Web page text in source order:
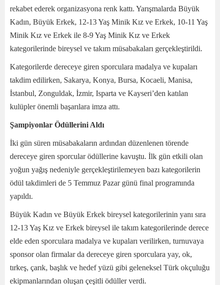
rekabet ederek organizasyona renk kattı. Yarışmalarda Büyük
Kadın, Büyük Erkek, 12-13 Yaş Minik Kız ve Erkek, 10-11 Yaş
Minik Kız ve Erkek ile 8-9 Yaş Minik Kız ve Erkek
kategorilerinde bireysel ve takım müsabakaları gerçekleştirildi.
Kategorilerde dereceye giren sporculara madalya ve kupaları
takdim edilirken, Sakarya, Konya, Bursa, Kocaeli, Manisa,
İstanbul, Zonguldak, İzmir, Isparta ve Kayseri’den katılan
kulüpler önemli başarılara imza attı.
Şampiyonlar Ödüllerini Aldı
İki gün süren müsabakaların ardından düzenlenen törende
dereceye giren sporcular ödüllerine kavuştu. İlk gün etkili olan
yoğun yağış nedeniyle gerçekleştirilemeyen bazı kategorilerin
ödül takdimleri de 5 Temmuz Pazar günü final programında
yapıldı.
Büyük Kadın ve Büyük Erkek bireysel kategorilerinin yanı sıra
12-13 Yaş Kız ve Erkek bireysel ile takım kategorilerinde derece
elde eden sporculara madalya ve kupaları verilirken, turnuvaya
sponsor olan firmalar da dereceye giren sporculara yay, ok,
tırkeş, çarık, başlık ve hedef yüzü gibi geleneksel Türk okçuluğu
ekipmanlarından oluşan çeşitli ödüller verdi.